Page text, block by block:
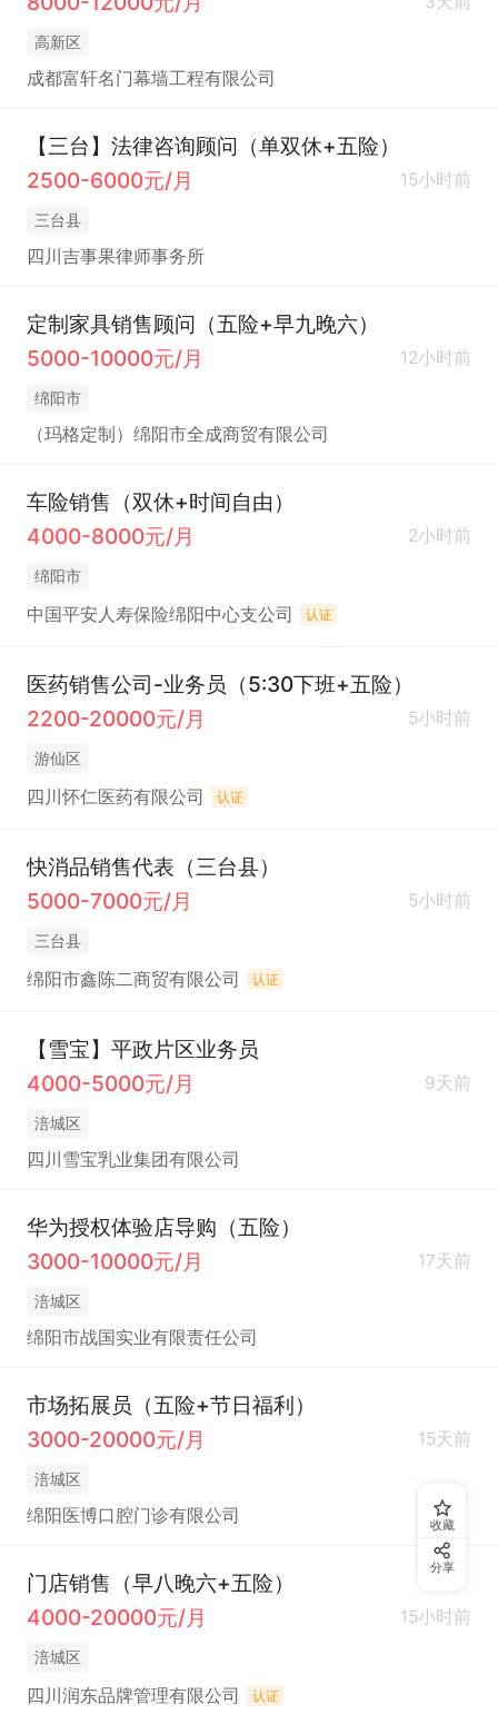
高新区
成都富轩名门幕墙工程有限公司
【三台】法律咨询顾问（单双休+五险）
2500-6000元/月
15小时前
三台县
四川吉事果律师事务所
定制家具销售顾问（五险+早九晚六）
5000-10000元/月
12小时前
绵阳市
（玛格定制）绵阳市全成商贸有限公司
车险销售（双休+时间自由）
4000-8000元/月
2小时前
绵阳市
中国平安人寿保险绵阳中心支公司 认证
医药销售公司-业务员（5:30下班+五险）
2200-20000元/月
5小时前
游仙区
四川怀仁医药有限公司 认证
快消品销售代表（三台县）
5000-7000元/月
5小时前
三台县
绵阳市鑫陈二商贸有限公司 认证
【雪宝】平政片区业务员
4000-5000元/月
9天前
涪城区
四川雪宝乳业集团有限公司
华为授权体验店导购（五险）
3000-10000元/月
17天前
涪城区
绵阳市战国实业有限责任公司
市场拓展员（五险+节日福利）
3000-20000元/月
15天前
涪城区
绵阳医博口腔门诊有限公司
门店销售（早八晚六+五险）
4000-20000元/月
15小时前
涪城区
四川润东品牌管理有限公司 认证
收藏
分享